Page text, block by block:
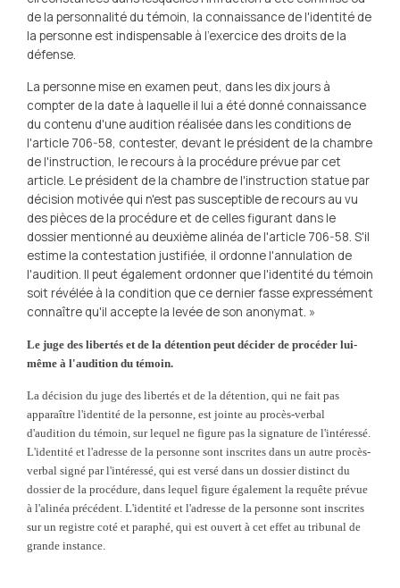
de la personnalité du témoin, la connaissance de l'identité de
la personne est indispensable à l'exercice des droits de la
défense.
La personne mise en examen peut, dans les dix jours à
compter de la date à laquelle il lui a été donné connaissance
du contenu d'une audition réalisée dans les conditions de
l'article 706-58, contester, devant le président de la chambre
de l'instruction, le recours à la procédure prévue par cet
article. Le président de la chambre de l'instruction statue par
décision motivée qui n'est pas susceptible de recours au vu
des pièces de la procédure et de celles figurant dans le
dossier mentionné au deuxième alinéa de l'article 706-58. S'il
estime la contestation justifiée, il ordonne l'annulation de
l'audition. Il peut également ordonner que l'identité du témoin
soit révélée à la condition que ce dernier fasse expressément
connaître qu'il accepte la levée de son anonymat. »
Le juge des libertés et de la détention peut décider de procéder lui-
même à l'audition du témoin.
La décision du juge des libertés et de la détention, qui ne fait pas
apparaître l'identité de la personne, est jointe au procès-verbal
d'audition du témoin, sur lequel ne figure pas la signature de l'intéressé.
L'identité et l'adresse de la personne sont inscrites dans un autre procès-
verbal signé par l'intéressé, qui est versé dans un dossier distinct du
dossier de la procédure, dans lequel figure également la requête prévue
à l'alinéa précédent. L'identité et l'adresse de la personne sont inscrites
sur un registre coté et paraphé, qui est ouvert à cet effet au tribunal de
grande instance.